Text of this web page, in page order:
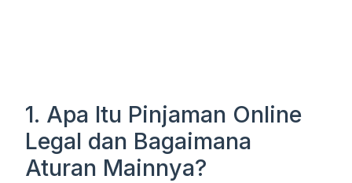
1. Apa Itu Pinjaman Online
Legal dan Bagaimana
Aturan Mainnya?